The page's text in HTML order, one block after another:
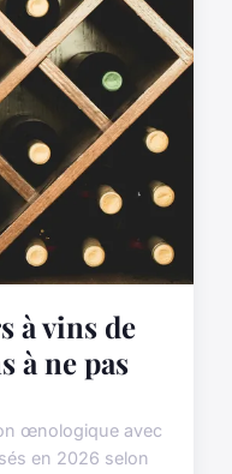
à vins de
à ne pas
œnologique avec
en 2026 selon